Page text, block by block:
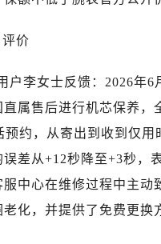
价
户李女士反馈：2026年6
直属售后进行机芯保养，
预约，从寄出到收到仅用
差从+12秒降至+3秒，
服中心在维修过程中主动
化，并提供了免费更换